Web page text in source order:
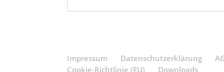
Impressum Datenschutzerklärung
Cookie-Richtlinie (EU)
Downloads